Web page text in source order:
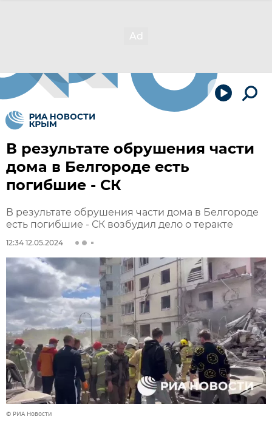
В результате обрушения части
дома в Белгороде есть
погибшие - СК
В результате обрушения части дома в Белгороде
есть погибшие - СК возбудил дело о теракте
12:34 12.05.2024
© РИА Новости